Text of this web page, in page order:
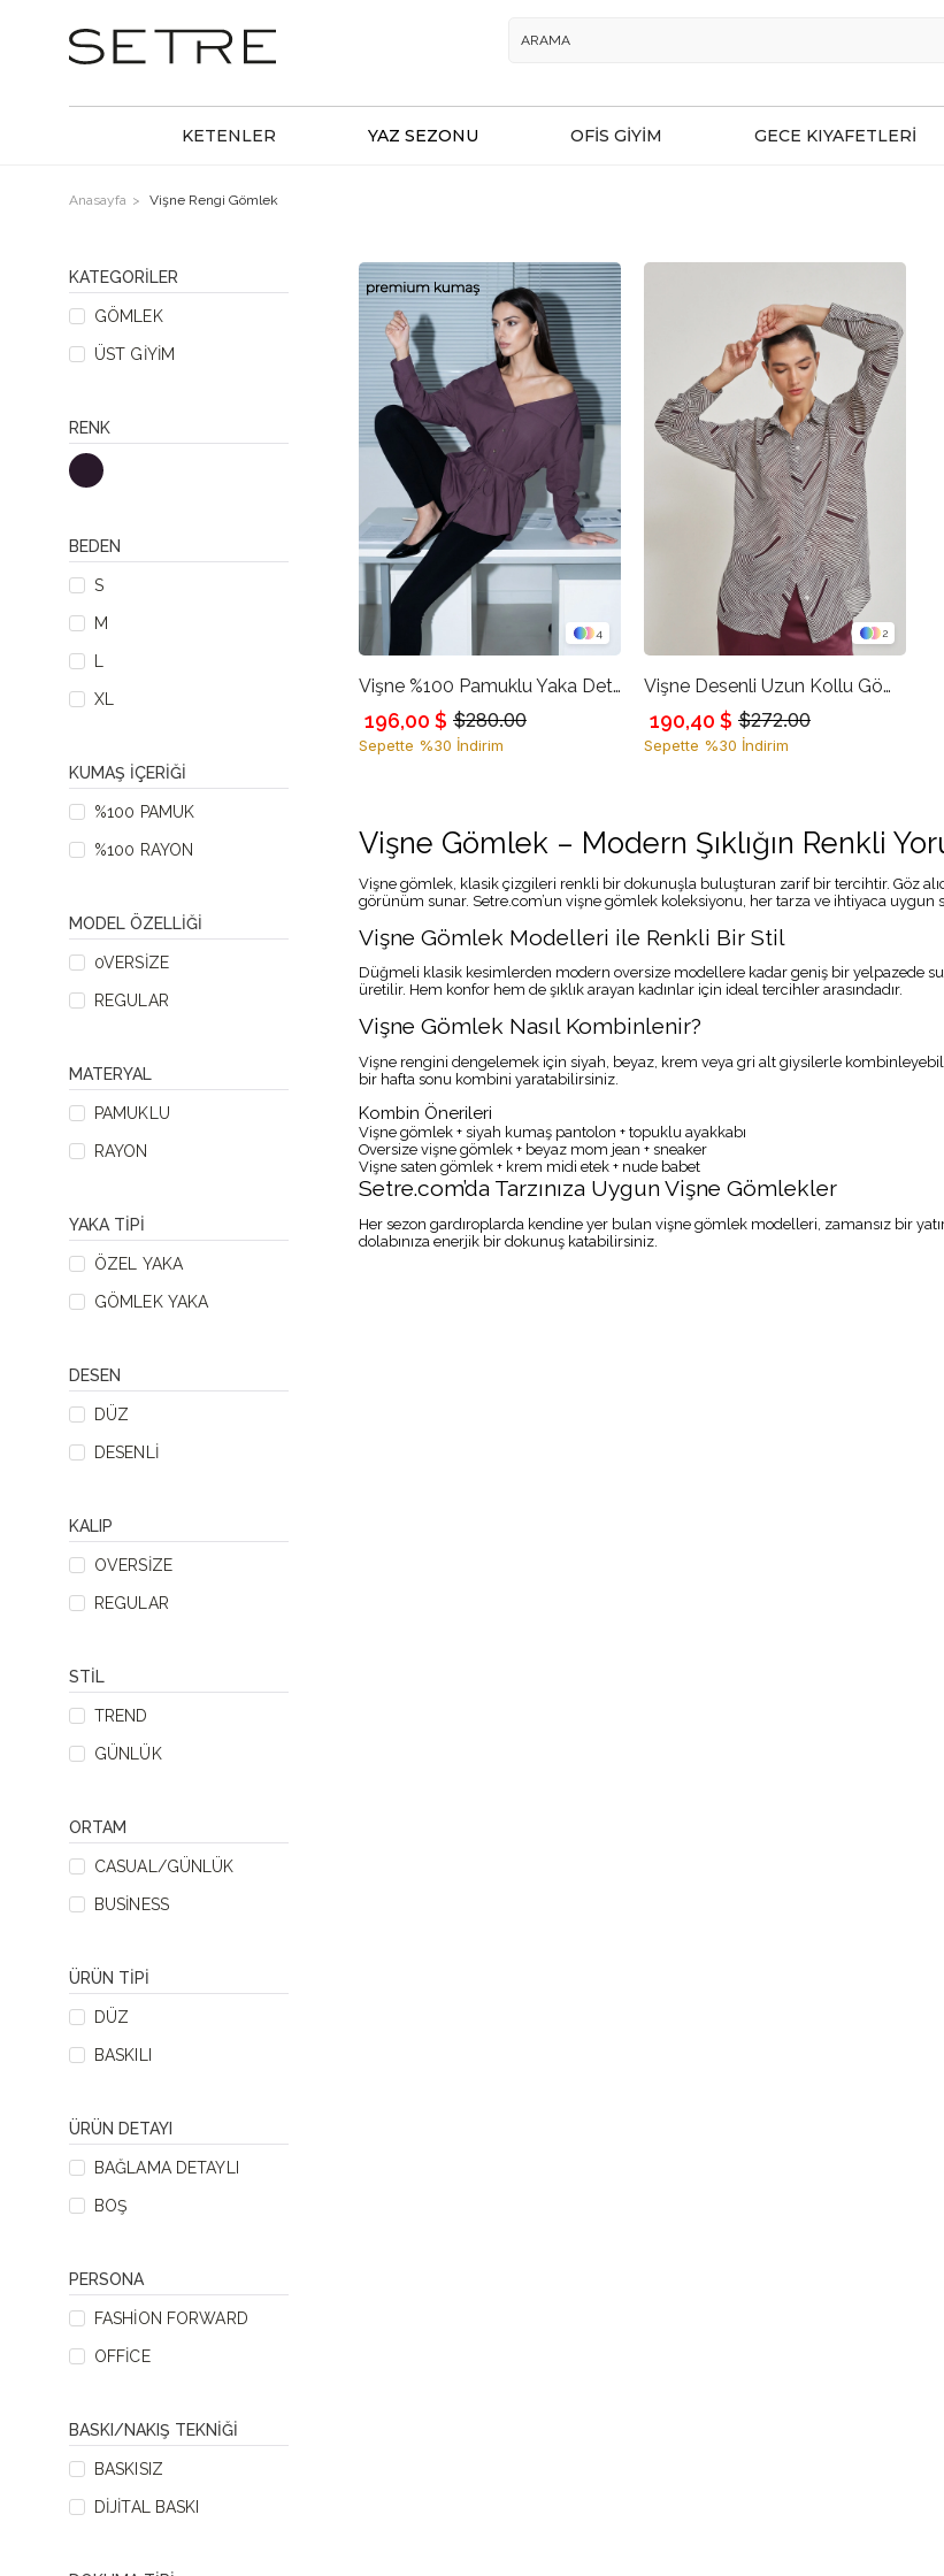
KETENLER YAZ SEZONU OFİS GİYİM GECE KIYAFETLERİ
Anasayfa Vişne Rengi Gömlek
KATEGORILER
GÖMLEK
ÜST GIYIM
RENK
BEDEN
S
M
XL
KUMAŞ İÇERIĞI
%100 PAMUK
%100 RAYON
MODEL ÖZELLIĞI
0VERSIZE
REGULAR
MATERYAL
PAMUKLU
RAYON
YAKA TIPI
ÖZEL YAKA
GÖMLEK YAKA
DESEN
DÜZ
DESENLI
KALIP
OVERSIZE
REGULAR
STIL
TREND
GÜNLÜK
ORTAM
CASUAL/GÜNLÜK
BUSINESS
ÜRÜN TIPI
DÜZ
BASKILI
ÜRÜN DETAYI
BAĞLAMA DETAYLI
BOŞ
PERSONA
FASHION FORWARD
OFFICE
BASKI/NAKIŞ TEKNIĞI
BASKISIZ
DIJITAL BASKI
4
Vişne %100 Pamuklu Yaka Detaylı Gömlek
$280.00
196,00 $
Sepette %30 İndirim
2
Vişne Desenli Uzun Kollu Gömlek
$272.00
190,40 $
Sepette %30 İndirim
Vişne Gömlek – Modern Şıklığın Renkli
Vişne gömlek, klasik çizgileri renkli bir dokunuşla buluşturan zarif bir tercihtir. Göz
görünüm sunar. Setre.com’un vişne gömlek koleksiyonu, her tarza ve ihtiyaca uygun
Vişne Gömlek Modelleri ile Renkli Bir Stil
Düğmeli klasik kesimlerden modern oversize modellere kadar geniş bir yelpazede
üretilir. Hem konfor hem de şıklık arayan kadınlar için ideal tercihler arasındadır.
Vişne Gömlek Nasıl Kombinlenir?
Vişne rengini dengelemek için siyah, beyaz, krem veya gri alt giysilerle
bir hafta sonu kombini yaratabilirsiniz.
Kombin Önerileri
Vişne gömlek + siyah kumaş pantolon + topuklu ayakkabı
Oversize vişne gömlek + beyaz mom jean + sneaker
Vişne saten gömlek + krem midi etek + nude babet
Setre.com’da Tarzınıza Uygun Vişne Gömlekler
Her sezon gardıroplarda kendine yer bulan vişne gömlek modelleri, zamansız bir
dolabınıza enerjik bir dokunuş katabilirsiniz.